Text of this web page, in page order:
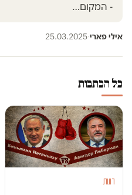
- המקום…
אילי פארי·
25.03.2025
כל הכתבות
דעות